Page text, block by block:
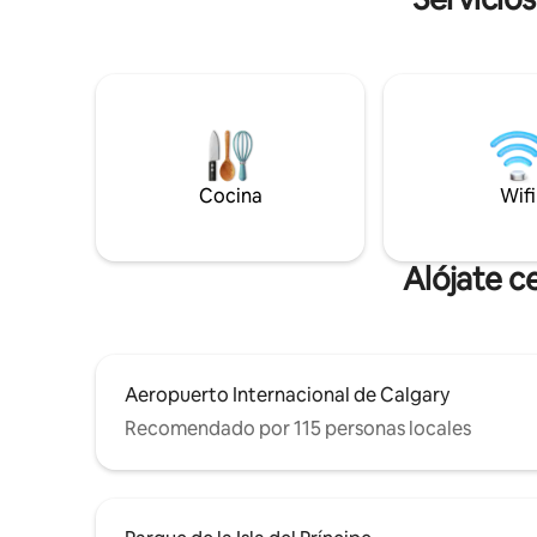
ciudad, aeropuerto YYC a 15 minutos -
Acceso rápido a Banff - 6 dormitorios 3,5
baños, - 10 camas: 7 individuales +2
queen+1 king - Aire acondicionado - Se
autos o 15 personas en cualquier
privado
comidas
Cocina Wifi
Alójate
Aeropuerto Internacional de Calgary
Recomendado por 115 personas locales